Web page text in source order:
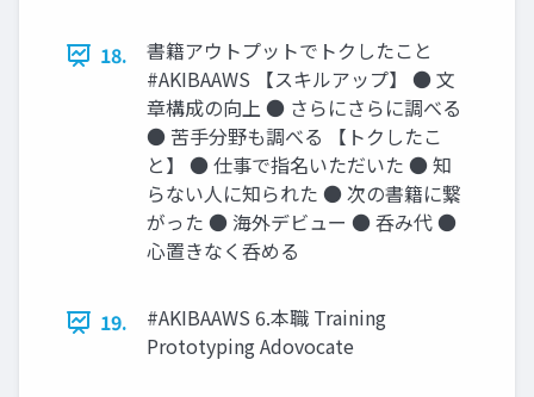
18.
書籍アウトプットでトクしたこと
#AKIBAAWS 【スキルアップ】 ● 文
章構成の向上 ● さらにさらに調べる
● 苦手分野も調べる 【トクしたこ
と】 ● 仕事で指名いただいた ● 知
らない人に知られた ● 次の書籍に繋
がった ● 海外デビュー ● 呑み代 ●
心置きなく呑める
19.
#AKIBAAWS 6.本職 Training
Prototyping Adovocate